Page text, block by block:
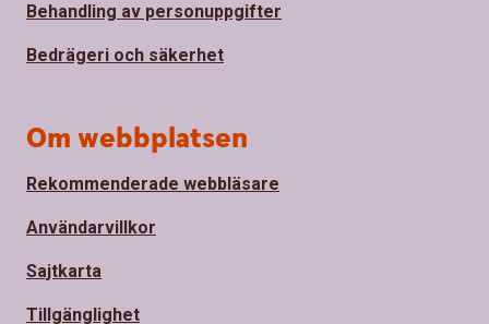
Behandling av personuppgifter
Bedrägeri och säkerhet
Om webbplatsen
Rekommenderade webbläsare
Användarvillkor
Sajtkarta
Tillgänglighet